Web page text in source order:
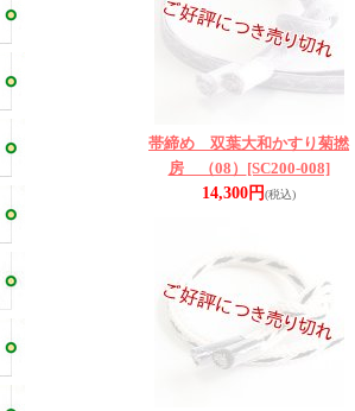
帯締め 双葉大和かすり菊撚
房 （08） [SC200-008]
14,300円(税込)